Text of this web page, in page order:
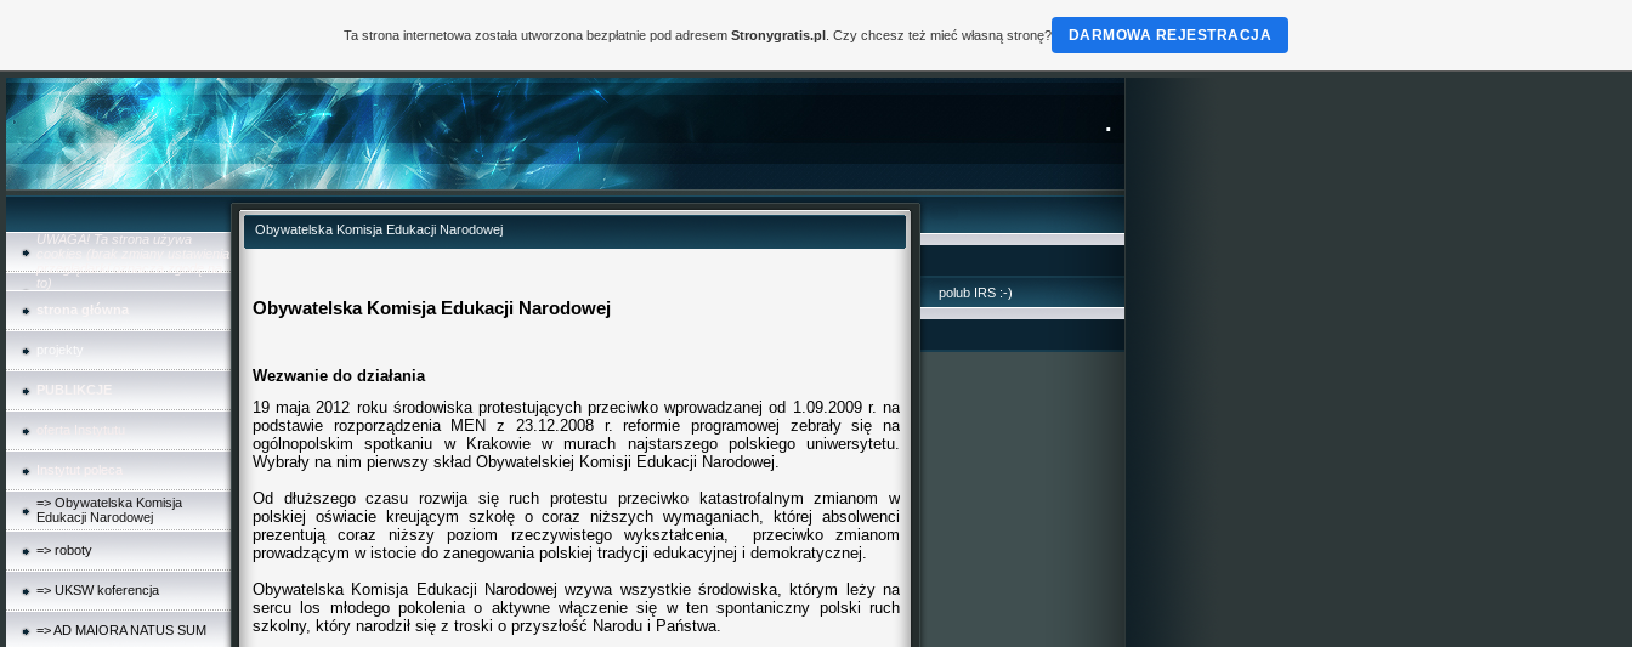
.
UWAGA! Ta strona używa
cookies (brak zmiany ustawienia
przeglądarki oznacza zgodę na
to)
strona główna
projekty
PUBLIKCJE
oferta Instytutu
Instytut poleca
=> Obywatelska Komisja
Edukacji Narodowej
=> roboty
=> UKSW koferencja
=> AD MAIORA NATUS SUM
Obywatelska Komisja Edukacji Narodowej
Obywatelska Komisja Edukacji Narodowej
Wezwanie do działania
19 maja 2012 roku środowiska protestujących przeciwko wprowadzanej od 1.09.2009 r. na
podstawie rozporządzenia MEN z 23.12.2008 r. reformie programowej zebrały się na
ogólnopolskim spotkaniu w Krakowie w murach najstarszego polskiego uniwersytetu.
Wybrały na nim pierwszy skład Obywatelskiej Komisji Edukacji Narodowej.
Od dłuższego czasu rozwija się ruch protestu przeciwko katastrofalnym zmianom w
polskiej oświacie kreującym szkołę o coraz niższych wymaganiach, której absolwenci
prezentują coraz niższy poziom rzeczywistego wykształcenia, przeciwko zmianom
prowadzącym w istocie do zanegowania polskiej tradycji edukacyjnej i demokratycznej.
Obywatelska Komisja Edukacji Narodowej wzywa wszystkie środowiska, którym leży na
sercu los młodego pokolenia o aktywne włączenie się w ten spontaniczny polski ruch
szkolny, który narodził się z troski o przyszłość Narodu i Państwa.
polub IRS :-)
Ta strona internetowa została utworzona bezpłatnie pod adresem Stronygratis.pl. Czy chcesz też mieć własną stronę? DARMOWA REJESTRACJA